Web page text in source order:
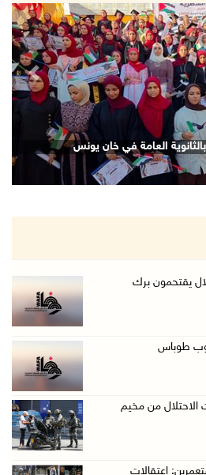
جنوب غرب جنين
المخدرات الدولي ...
أميركيا على تطورا ...
اعتداء جيش الاحتلال ...
التعليم الوجاهي ...
رام الله ويشدد على د ...
العامة في خان يونس
يقتحمون برك
طوباس
من مخيم
اعتقالات